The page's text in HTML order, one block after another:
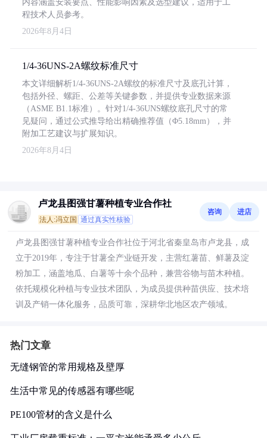
内容涵盖安装要点、性能影响因素及选型建议，适用于工
程技术人员参考。
2026年8月4日
1/4-36UNS-2A螺纹标准尺寸
本文详细解析1/4-36UNS-2A螺纹的标准尺寸及底孔计算，
包括外径、螺距、公差等关键参数，并提供专业数据来源
（ASME B1.1标准）。针对1/4-36UNS螺纹底孔尺寸的常
见疑问，通过公式推导给出精确推荐值（Φ5.18mm），并
附加工艺建议与扩展知识。
2026年8月4日
卢龙县图强甘薯种植专业合作社
法人:冯立国 通过真实性核验
咨询 进店
卢龙县图强甘薯种植专业合作社位于河北省秦皇岛市卢龙县，成
立于2019年，专注于甘薯全产业链开发，主营红薯苗、鲜薯及淀
粉加工，涵盖地瓜、白薯等十余个品种，兼营谷物与苗木种植。
依托规模化种植与专业技术团队，为成员提供种苗供应、技术培
训及产销一体化服务，品质可靠，深耕华北地区农产领域。
热门文章
无缝钢管的常用规格及壁厚
生活中常见的传感器有哪些呢
PE100管材的含义是什么